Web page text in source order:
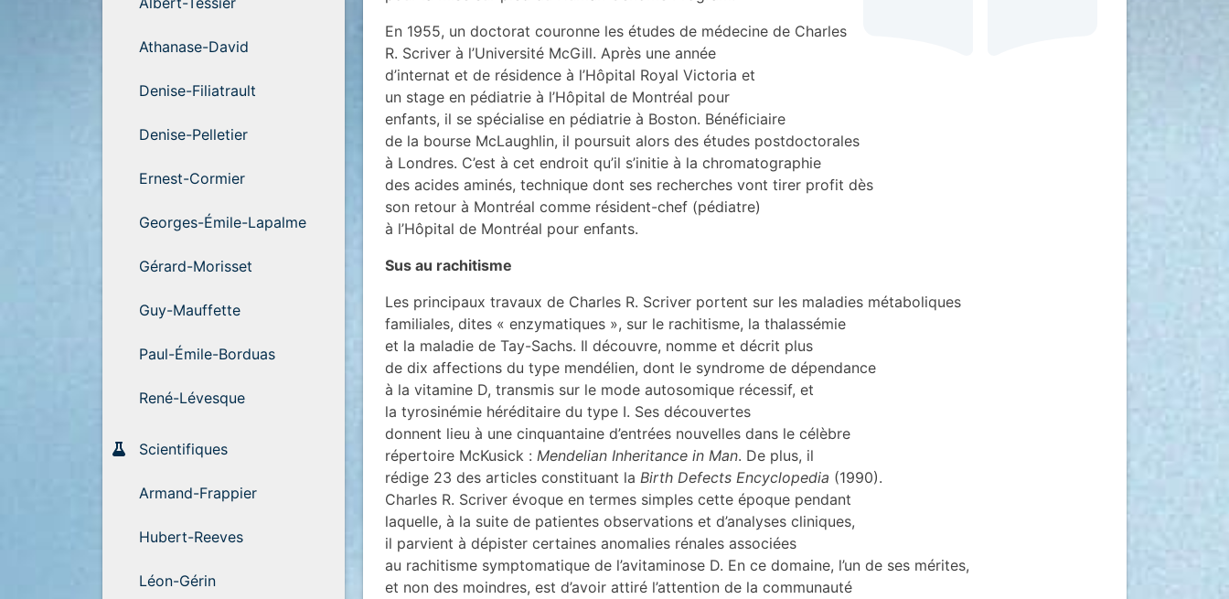
Athanase-David
Denise-Filiatrault
Denise-Pelletier
Ernest-Cormier
Georges-Émile-Lapalme
Gérard-Morisset
Guy-Mauffette
Paul-Émile-Borduas
René-Lévesque
Scientifiques
Armand-Frappier
Hubert-Reeves
Léon-Gérin
En 1955, un doctorat couronne les études de médecine de Charles
R. Scriver à l’Université McGill. Après une année
d’internat et de résidence à l’Hôpital Royal Victoria et
un stage en pédiatrie à l’Hôpital de Montréal pour
enfants, il se spécialise en pédiatrie à Boston. Bénéficiaire
de la bourse McLaughlin, il poursuit alors des études postdoctorales
à Londres. C’est à cet endroit qu’il s’initie à la chromatographie
des acides aminés, technique dont ses recherches vont tirer profit dès
son retour à Montréal comme résident-chef (pédiatre)
à l’Hôpital de Montréal pour enfants.
Sus au rachitisme
Les principaux travaux de Charles R. Scriver portent sur les maladies métaboliques
familiales, dites « enzymatiques », sur le rachitisme, la thalassémie
et la maladie de Tay-Sachs. Il découvre, nomme et décrit plus
de dix affections du type mendélien, dont le syndrome de dépendance
à la vitamine D, transmis sur le mode autosomique récessif, et
la tyrosinémie héréditaire du type I. Ses découvertes
donnent lieu à une cinquantaine d’entrées nouvelles dans le célèbre
répertoire McKusick : Mendelian Inheritance in Man. De plus, il
rédige 23 des articles constituant la Birth Defects Encyclopedia (1990).
Charles R. Scriver évoque en termes simples cette époque pendant
laquelle, à la suite de patientes observations et d’analyses cliniques,
il parvient à dépister certaines anomalies rénales associées
au rachitisme symptomatique de l’avitaminose D. En ce domaine, l’un de ses mérites,
et non des moindres, est d’avoir attiré l’attention de la communauté